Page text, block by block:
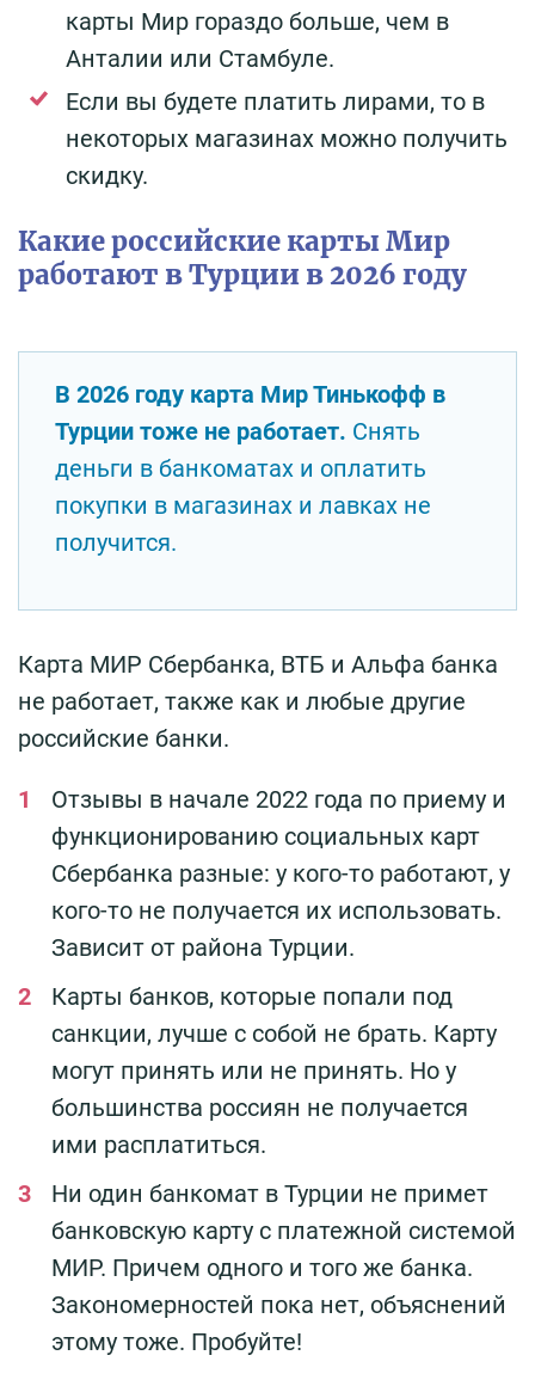
карты Мир гораздо больше, чем в
Анталии или Стамбуле.
Если вы будете платить лирами, то в
некоторых магазинах можно получить
скидку.
Какие российские карты Мир
работают в Турции в 2026 году
В 2026 году карта Мир Тинькофф в
Турции тоже не работает. Снять
деньги в банкоматах и оплатить
покупки в магазинах и лавках не
получится.
Карта МИР Сбербанка, ВТБ и Альфа банка
не работает, также как и любые другие
российские банки.
Отзывы в начале 2022 года по приему и
функционированию социальных карт
Сбербанка разные: у кого-то работают, у
кого-то не получается их использовать.
Зависит от района Турции.
Карты банков, которые попали под
санкции, лучше с собой не брать. Карту
могут принять или не принять. Но у
большинства россиян не получается
ими расплатиться.
Ни один банкомат в Турции не примет
банковскую карту с платежной системой
МИР. Причем одного и того же банка.
Закономерностей пока нет, объяснений
этому тоже. Пробуйте!